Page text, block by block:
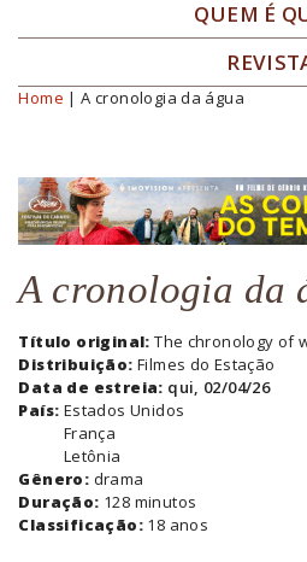
QUEM É
Você está aqui
Home | A cronologia da água
A cronologia da
Título original:The chronology of
Distribuição: Filmes do Estação
Data de estreia: qui, 02/04/26
País: Estados Unidos
França
Letônia
Gênero: drama
Duração: 128 minutos
Classificação: 18 anos